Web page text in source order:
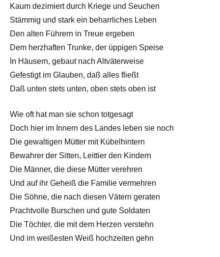
Kaum dezimiert durch Kriege und Seuchen
Stämmig und stark ein beharrliches Leben
Den alten Führern in Treue ergeben
Dem herzhaften Trunke, der üppigen Speisе
In Häusern, gebaut nach Altväterwеise
Gefestigt im Glauben, daß alles fließt
Daß unten stets unten, oben stets oben ist
Wie oft hat man sie schon totgesagt
Doch hier im Innern des Landes leben sie noch
Die gewaltigen Mütter mit Kübelhintern
Bewahrer der Sitten, Leittier den Kindern
Die Männer, die diese Mütter verehren
Und auf ihr Geheiß die Familie vermehren
Die Söhne, die nach diesen Vätern geraten
Prachtvolle Burschen und gute Soldaten
Die Töchter, die mit dem Herzen verstehn
Und im weißesten Weiß hochzeiten gehn